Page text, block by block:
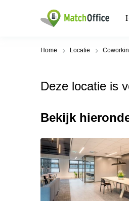
Home Locatie
Deze locatie is
Bekijk